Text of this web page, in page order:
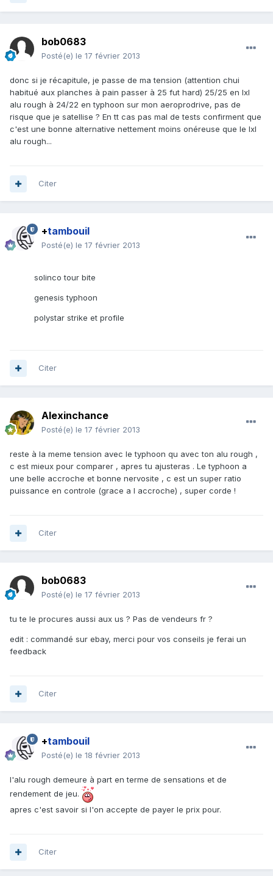
bob0683
Posté(e) le 17 février 2013
donc si je récapitule, je passe de ma tension (attention chui
habitué aux planches à pain passer à 25 fut hard) 25/25 en lxl
alu rough à 24/22 en typhoon sur mon aeroprodrive, pas de
risque que je satellise ? En tt cas pas mal de tests confirment que
c'est une bonne alternative nettement moins onéreuse que le lxl
alu rough...
Citer
+tambouil
Posté(e) le 17 février 2013
solinco tour bite
genesis typhoon
polystar strike et profile
Citer
Alexinchance
Posté(e) le 17 février 2013
reste à la meme tension avec le typhoon qu avec ton alu rough ,
c est mieux pour comparer , apres tu ajusteras . Le typhoon a
une belle accroche et bonne nervosite , c est un super ratio
puissance en controle (grace a l accroche) , super corde !
Citer
bob0683
Posté(e) le 17 février 2013
tu te le procures aussi aux us ? Pas de vendeurs fr ?
edit : commandé sur ebay, merci pour vos conseils je ferai un
feedback
Citer
+tambouil
Posté(e) le 18 février 2013
l'alu rough demeure à part en terme de sensations et de
rendement de jeu.
apres c'est savoir si l'on accepte de payer le prix pour.
Citer